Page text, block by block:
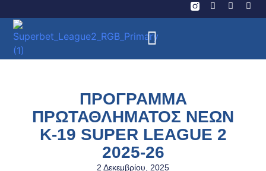
ΠΡΟΓΡΑΜΜΑ
ΠΡΩΤΑΘΛΗΜΑΤΟΣ ΝΕΩΝ
Κ-19 SUPER LEAGUE 2
2025-26
2 Δεκεμβρίου, 2025